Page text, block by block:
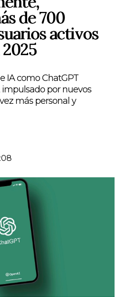
de 700
activos
IA como ChatGPT
por nuevos
más personal y